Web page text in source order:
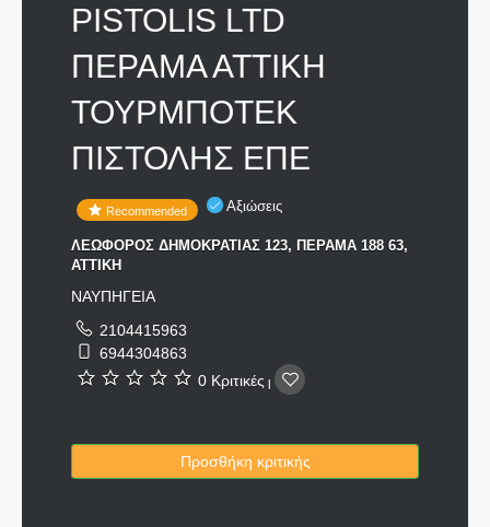
PISTOLIS LTD
ΠΕΡΑΜΑ ΑΤΤΙΚΗ
ΤΟΥΡΜΠΟΤΕΚ
ΠΙΣΤΟΛΗΣ ΕΠΕ
Recommended Αξιώσεις
ΛΕΩΦΟΡΟΣ ΔΗΜΟΚΡΑΤΙΑΣ 123, ΠΕΡΑΜΑ 188 63,
ΑΤΤΙΚΗ
ΝΑΥΠΗΓΕΙΑ
2104415963
6944304863
0 Κριτικές |
Προσθήκη κριτικής